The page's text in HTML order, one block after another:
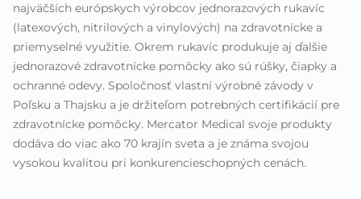
najväčších európskych výrobcov jednorazových rukavíc
(latexových, nitrilových a vinylových) na zdravotnícke a
priemyselné využitie. Okrem rukavíc produkuje aj ďalšie
jednorazové zdravotnícke pomôcky ako sú rúšky, čiapky a
ochranné odevy. Spoločnosť vlastní výrobné závody v
Poľsku a Thajsku a je držiteľom potrebných certifikácií pre
zdravotnícke pomôcky. Mercator Medical svoje produkty
dodáva do viac ako 70 krajín sveta a je známa svojou
vysokou kvalitou pri konkurencieschopných cenách.